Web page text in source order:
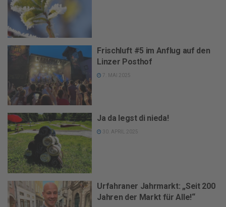
Frischluft #5 im Anflug auf den
Linzer Posthof
7. MAI 2025
Ja da legst di nieda!
30. APRIL 2025
Urfahraner Jahrmarkt: „Seit 200
Jahren der Markt für Alle!“